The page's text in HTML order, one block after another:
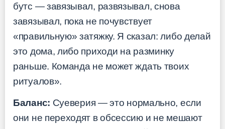
бутс — завязывал, развязывал, снова
завязывал, пока не почувствует
«правильную» затяжку. Я сказал: либо делай
это дома, либо приходи на разминку
раньше. Команда не может ждать твоих
ритуалов».
Баланс: Суеверия — это нормально, если
они не переходят в обсессию и не мешают